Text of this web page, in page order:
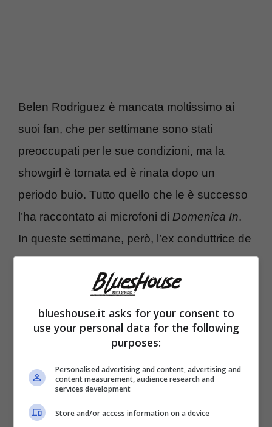
Belen Rodriguez è mancata moltissimo ai
suoi fan, che per settimane sono stati
preoccupati per le sue condizioni, ma la
showgirl è tornata ed è rinata dopo un
periodo buio. Tutto quello che le è successo
l’ha raccontato ai microfoni di Domenica In.
In queste settimane, però, l’ex conduttrice de
“Le Iene” sta continuando a fornire ai suoi
altri dettagli su quello che è
confermato il presunto flirt tra Stefano De
Martino e Alessia Marcuzzi
commento di un utente.
Chi la ama e la segue da sempre le sta
blueshouse.it asks for your consent to
use your personal data for the following
purposes:
Personalised advertising and content, advertising and
content measurement, audience research and
services development
Store and/or access information on a device